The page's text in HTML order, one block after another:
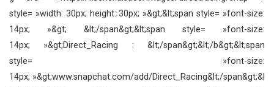
style= »width: 30px; height: 30px; »&gt;&lt;span style= »font-size:
14px; »&gt; &lt;/span&gt;&lt;span style= »font-size:
14px; »&gt;Direct_Racing : &lt;/span&gt;&lt;/b&gt;&lt;span
style= »font-size:
14px; »&gt;www.snapchat.com/add/Direct_Racing&lt;/span&gt;&l